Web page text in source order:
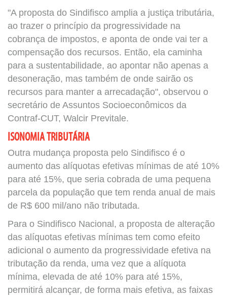
"A proposta do Sindifisco amplia a justiça tributária,
ao trazer o princípio da progressividade na
cobrança de impostos, e aponta de onde vai ter a
compensação dos recursos. Então, ela caminha
para a sustentabilidade, ao apontar não apenas a
desoneração, mas também de onde sairão os
recursos para manter a arrecadação", observou o
secretário de Assuntos Socioeconômicos da
Contraf-CUT, Walcir Previtale.
ISONOMIA TRIBUTÁRIA
Outra mudança proposta pelo Sindifisco é o
aumento das alíquotas efetivas mínimas de até 10%
para até 15%, que seria cobrada de uma pequena
parcela da população que tem renda anual de mais
de R$ 600 mil/ano não tributada.
Para o Sindifisco Nacional, a proposta de alteração
das alíquotas efetivas mínimas tem como efeito
adicional o aumento da progressividade efetiva na
tributação da renda, uma vez que a alíquota
mínima, elevada de até 10% para até 15%,
permitirá alcançar, de forma mais efetiva, as faixas